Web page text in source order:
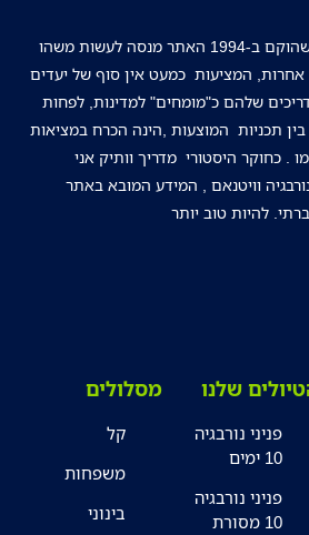
אתר תורפורלס הינו מיזם שהוקם ב-1994 האתר מנסה לעשות משהו
המציעות כמעט אין סוף של יעדים
שלהם כ"מומחים" למדינות, לפחות
תכניות המוצעות ,הינה הכרח במציאות
. כחוקר היסטורי מדריך וותיק אני
וויטנאם , המידע המובא באתר
להיות טוב יותר
שלנו
פניני נורבגיה
10 ימים
פניני נורבגיה
10 מסורת
מסלולים
קל
משפחות
בינוני